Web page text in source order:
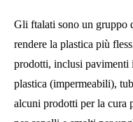
Gli ftalati sono un gruppo
rendere la plastica più
prodotti, inclusi
plastica (impermeabili),
alcuni prodotti per la cura